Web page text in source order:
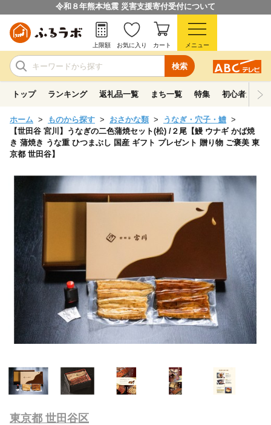
令和８年熊本地震 災害支援寄付受付について
検索
上限額 お気に入り カート メニュー
トップ ランキング 返礼品一覧 まち一覧 特集 初心者ガイド
ホーム ものから探す おさかな類
うなぎ・穴子・鱧
【世田谷 宮川】うなぎの二色蒲焼セット(松) /２尾【鰻 ウナギ かば焼
き 蒲焼き うな重 ひつまぶし 国産 ギフト プレゼント 贈り物 ご褒美 東
京都 世田谷】
東京都 世田谷区